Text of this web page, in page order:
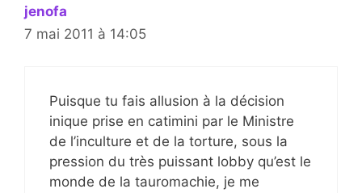
jenofa
7 mai 2011 à 14:05
Puisque tu fais allusion à la décision
inique prise en catimini par le Ministre
de l’inculture et de la torture, sous la
pression du très puissant lobby qu’est le
monde de la tauromachie, je me